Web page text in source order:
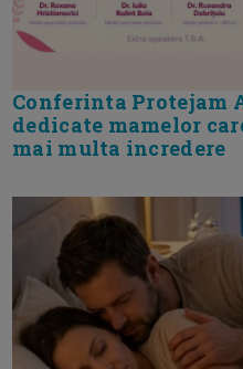
Conferinta Protejam
dedicate mamelor
mai multa incredere